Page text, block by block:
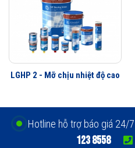
LGHP 2 - Mỡ chịu nhiệt độ cao
Hotline hỗ trợ báo giá 24/7
123 8558